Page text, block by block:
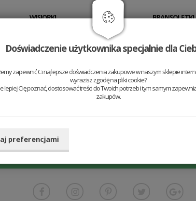
WISIORKI BRANSOLETKI
nowości!
Doświadczenie użytkownika specjalnie dla
zapewnić Ci najlepsze doświadczenia zakupowe w naszym sklepie
wyrazisz zgodę na pliki cookie?
lepiej Cię poznać, dostosować treści do Twoich potrzeb i tym samym
zakupów.
preferencjami